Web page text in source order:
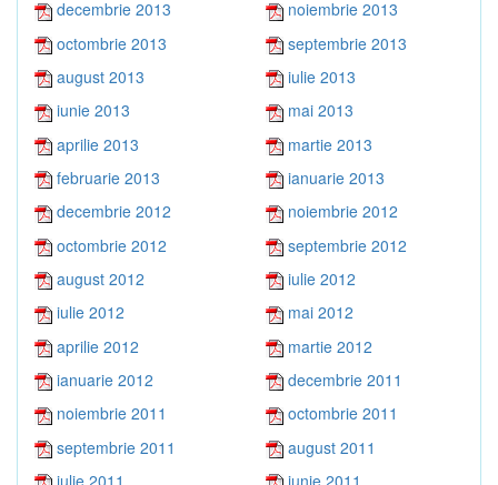
decembrie 2013
noiembrie 2013
octombrie 2013
septembrie 2013
august 2013
iulie 2013
iunie 2013
mai 2013
aprilie 2013
martie 2013
februarie 2013
ianuarie 2013
decembrie 2012
noiembrie 2012
octombrie 2012
septembrie 2012
august 2012
iulie 2012
iulie 2012
mai 2012
aprilie 2012
martie 2012
ianuarie 2012
decembrie 2011
noiembrie 2011
octombrie 2011
septembrie 2011
august 2011
iulie 2011
iunie 2011